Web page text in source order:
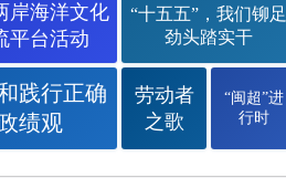
岸海洋文化
平台活动
“十五五”，我们铆足
劲头踏实干
践行正确
绩观
劳动者
之歌
“闽超”进
行时